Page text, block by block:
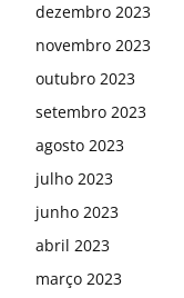
dezembro 2023
novembro 2023
outubro 2023
setembro 2023
agosto 2023
julho 2023
junho 2023
abril 2023
março 2023